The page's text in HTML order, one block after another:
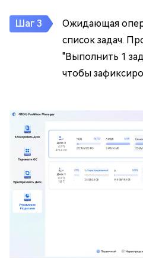
Ожидающая
список задач.
"Выполнить 1
чтобы